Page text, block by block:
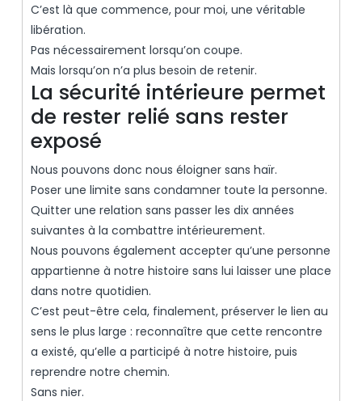
C’est là que commence, pour moi, une véritable
libération.
Pas nécessairement lorsqu’on coupe.
Mais lorsqu’on n’a plus besoin de retenir.
La sécurité intérieure permet
de rester relié sans rester
exposé
Nous pouvons donc nous éloigner sans haïr.
Poser une limite sans condamner toute la personne.
Quitter une relation sans passer les dix années
suivantes à la combattre intérieurement.
Nous pouvons également accepter qu’une personne
appartienne à notre histoire sans lui laisser une place
dans notre quotidien.
C’est peut-être cela, finalement, préserver le lien au
sens le plus large : reconnaître que cette rencontre
a existé, qu’elle a participé à notre histoire, puis
reprendre notre chemin.
Sans nier.